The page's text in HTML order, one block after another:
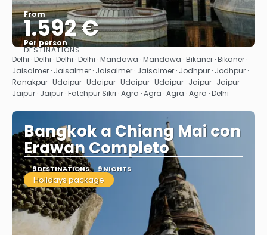
From
1.592 €
Per person
See
DESTINATIONS
Delhi · Delhi · Delhi · Delhi · Mandawa · Mandawa · Bikaner · Bikaner ·
Jaisalmer · Jaisalmer · Jaisalmer · Jaisalmer · Jodhpur · Jodhpur ·
Ranakpur · Udaipur · Udaipur · Udaipur · Udaipur · Jaipur · Jaipur ·
Jaipur · Jaipur · Fatehpur Sikri · Agra · Agra · Agra · Agra · Delhi
Bangkok a Chiang Mai con
Erawan Completo
9 DESTINATIONS 9 NIGHTS
Holidays package